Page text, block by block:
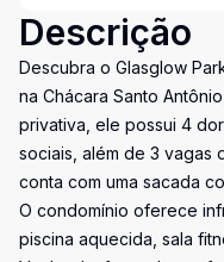
Descrição
Descubra o Glasglow
na Chácara Santo
privativa, ele possui 4
sociais, além de 3 vagas
conta com uma sacada
O condomínio oferece
piscina aquecida, sala